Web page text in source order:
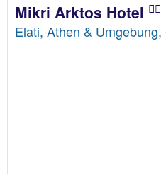
Mikri Arktos Hotel
Elati, Athen &